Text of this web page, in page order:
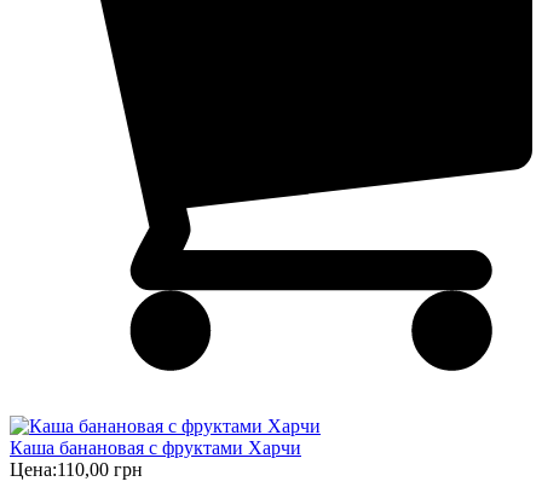
Каша банановая с фруктами Харчи
Цена:110,00 грн